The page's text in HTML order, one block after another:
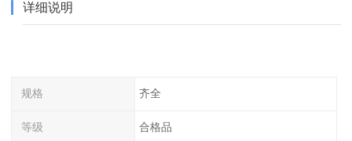
详细说明
规格 齐全
等级 合格品